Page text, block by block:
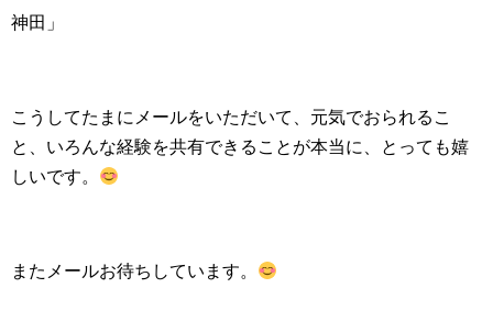
神田」
こうしてたまにメールをいただいて、元気でおられるこ
と、いろんな経験を共有できることが本当に、とっても嬉
しいです。
またメールお待ちしています。